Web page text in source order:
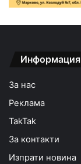
Информация
За нас
Реклама
TakTak
За контакти
Изпрати новина